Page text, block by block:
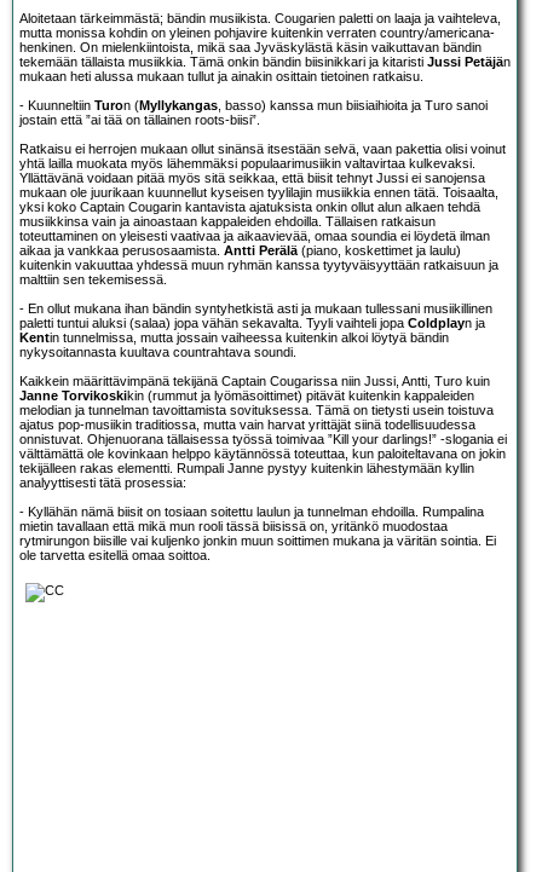
Aloitetaan tärkeimmästä; bändin musiikista. Cougarien paletti on laaja ja vaihteleva,
mutta monissa kohdin on yleinen pohjavire kuitenkin verraten country/americana-
henkinen. On mielenkiintoista, mikä saa Jyväskylästä käsin vaikuttavan bändin
tekemään tällaista musiikkia. Tämä onkin bändin biisinikkari ja kitaristi Jussi Petäjän
mukaan heti alussa mukaan tullut ja ainakin osittain tietoinen ratkaisu.
- Kuunneltiin Turon (Myllykangas, basso) kanssa mun biisiaihioita ja Turo sanoi
jostain että ”ai tää on tällainen roots-biisi”.
Ratkaisu ei herrojen mukaan ollut sinänsä itsestään selvä, vaan pakettia olisi voinut
yhtä lailla muokata myös lähemmäksi populaarimusiikin valtavirtaa kulkevaksi.
Yllättävänä voidaan pitää myös sitä seikkaa, että biisit tehnyt Jussi ei sanojensa
mukaan ole juurikaan kuunnellut kyseisen tyylilajin musiikkia ennen tätä. Toisaalta,
yksi koko Captain Cougarin kantavista ajatuksista onkin ollut alun alkaen tehdä
musiikkinsa vain ja ainoastaan kappaleiden ehdoilla. Tällaisen ratkaisun
toteuttaminen on yleisesti vaativaa ja aikaavievää, omaa soundia ei löydetä ilman
aikaa ja vankkaa perusosaamista. Antti Perälä(piano, koskettimet ja laulu)
kuitenkin vakuuttaa yhdessä muun ryhmän kanssa tyytyväisyyttään ratkaisuun ja
malttiin sen tekemisessä.
- En ollut mukana ihan bändin syntyhetkistä asti ja mukaan tullessani musiikillinen
paletti tuntui aluksi (salaa) jopa vähän sekavalta. Tyyli vaihteli jopa Coldplayn ja
Kentin tunnelmissa, mutta jossain vaiheessa kuitenkin alkoi löytyä bändin
nykysoitannasta kuultava countrahtava soundi.
Kaikkein määrittävimpänä tekijänä Captain Cougarissa niin Jussi, Antti, Turo kuin
Janne Torvikoskikin (rummut ja lyömäsoittimet) pitävät kuitenkin kappaleiden
melodian ja tunnelman tavoittamista sovituksessa. Tämä on tietysti usein toistuva
ajatus pop-musiikin traditiossa, mutta vain harvat yrittäjät siinä todellisuudessa
onnistuvat. Ohjenuorana tällaisessa työssä toimivaa ”Kill your darlings!” -slogania ei
välttämättä ole kovinkaan helppo käytännössä toteuttaa, kun paloiteltavana on jokin
tekijälleen rakas elementti. Rumpali Janne pystyy kuitenkin lähestymään kyllin
analyyttisesti tätä prosessia:
- Kyllähän nämä biisit on tosiaan soitettu laulun ja tunnelman ehdoilla. Rumpalina
mietin tavallaan että mikä mun rooli tässä biisissä on, yritänkö muodostaa
rytmirungon biisille vai kuljenko jonkin muun soittimen mukana ja väritän sointia. Ei
ole tarvetta esitellä omaa soittoa.